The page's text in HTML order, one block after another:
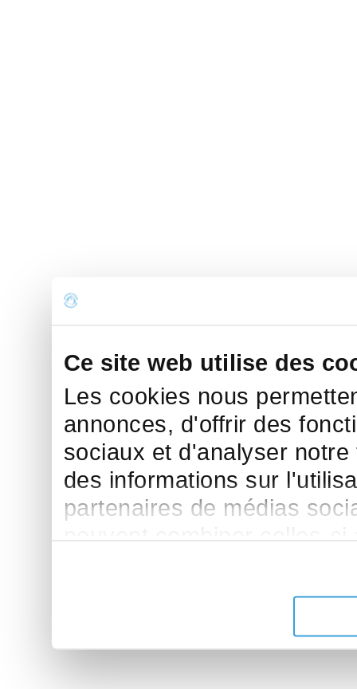
Ce site web utilise des
Les cookies nous
annonces, d'offrir des
sociaux et d'analyser
des informations sur
partenaires de médias